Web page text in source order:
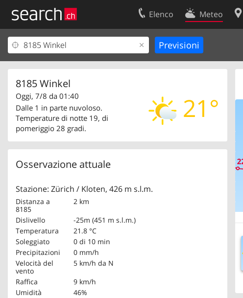
Elenco Meteo
8185 Winkel
21°
Oggi, 7/8 da 01:40
Dalle 1 in parte nuvoloso.
Temperature di notte 19, di
pomeriggio 28 gradi.
Osservazione attuale
Stazione: Zürich / Kloten, 426 m s.l.m.
Distanza a
8185
2 km
Dislivello
-25m (451 m s.l.m.)
Temperatura
21.8 °C
Soleggiato
0 di 10 min
Precipitazioni
0 mm/h
Velocità del
vento
5 km/h da N
Raffica
9 km/h
Umidità
46%
Il vostro profolio
Area clienti
Informazioni Legali
Contatti
Condizioni d’uso